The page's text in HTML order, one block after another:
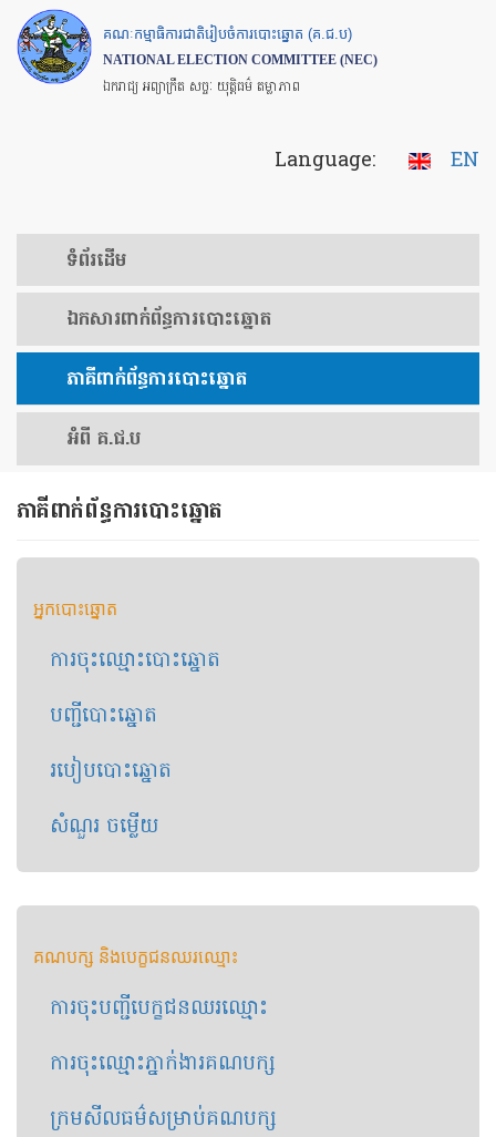
Skip
to
main
គណៈកម្មាធិការជាតិរៀបចំការបោះឆ្នោត (គ.ជ.ប)
NATIONAL ELECTION COMMITTEE (NEC)
ឯករាជ្យ អព្យាក្រឹត សច្ចៈ យុត្តិធម៌ តម្លាភាព
Language: EN
ទំព័រ​ដើម
ឯកសារ​ពាក់ព័ន្ធ​ការ​បោះឆ្នោត
​ភាគីពាក់ព័ន្ធ​​ការ​បោះឆ្នោត
អំពី គ.ជ.ប
ភាគីពាក់ព័ន្ធ​​ការ​បោះឆ្នោត
អ្នក​បោះឆ្នោត
ការចុះឈ្មោះ​បោះ​ឆ្នោត
បញ្ជី​បោះឆ្នោត
របៀបបោះឆ្នោត
សំណួរ ចម្លើយ
គណបក្ស​ និងបេក្ខជន​ឈរឈ្មោះ​
ការចុះបញ្ជី​​បេក្ខជន​ឈរឈ្មោះ​
ការចុះឈ្មោះ​ភ្នាក់ងារគណបក្ស
ក្រមសីលធម៌​សម្រាប់​គណបក្ស